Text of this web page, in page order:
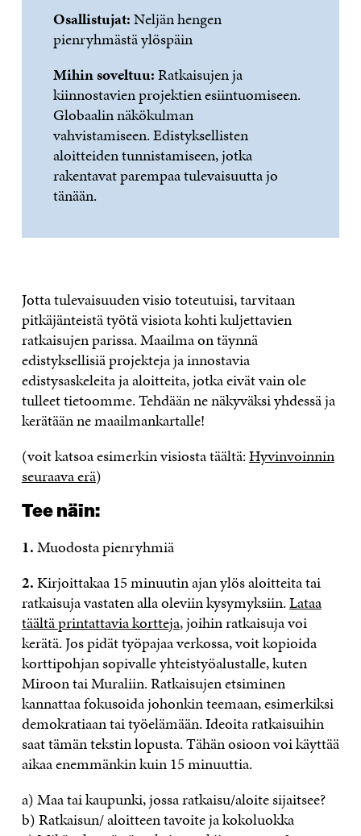
Osallistujat:Neljän hengen
pienryhmästä ylöspäin
Mihin soveltuu:Ratkaisujen ja
kiinnostavien projektien esiintuomiseen.
Globaalin näkökulman
vahvistamiseen. Edistyksellisten
aloitteiden tunnistamiseen, jotka
rakentavat parempaa tulevaisuutta jo
tänään.
Jotta tulevaisuuden visio toteutuisi, tarvitaan
pitkäjänteistä työtä visiota kohti kuljettavien
ratkaisujen parissa. Maailma on täynnä
edistyksellisiä projekteja ja innostavia
edistysaskeleita ja aloitteita, jotka eivät vain ole
tulleet tietoomme. Tehdään ne näkyväksi yhdessä ja
kerätään ne maailmankartalle!
(voit katsoa esimerkin visiosta täältä:Hyvinvoinnin
seuraava erä)
Tee näin:
1.Muodosta pienryhmiä
2.Kirjoittakaa 15 minuutin ajan ylös aloitteita tai
ratkaisuja vastaten alla oleviin kysymyksiin.Lataa
täältä printattavia kortteja, joihin ratkaisuja voi
kerätä. Jos pidät työpajaa verkossa, voit kopioida
korttipohjan sopivalle yhteistyöalustalle, kuten
Miroon tai Muraliin. Ratkaisujen etsiminen
kannattaa fokusoida johonkin teemaan, esimerkiksi
demokratiaan tai työelämään. Ideoita ratkaisuihin
saat tämän tekstin lopusta. Tähän osioon voi käyttää
aikaa enemmänkin kuin 15 minuuttia.
a) Maa tai kaupunki, jossa ratkaisu/aloite sijaitsee?
b) Ratkaisun/ aloitteen tavoite ja kokoluokka